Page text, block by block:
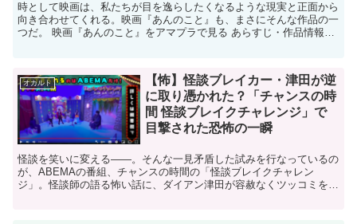
時として映画は、私たちが目を逸らしたくなるような現実と正面から
向き合わせてくれる。映画『あんのこと』も、まさにそんな作品の一
つだ。 映画『あんのこと』をアマプラで見る あらすじ・作品情報
オカルト
【怖】怪談ブレイカー・津田が逆
に取り憑かれた？「チャンスの時
間 怪談ブレイクチャレンジ」で
目撃された恐怖の一瞬
怪談を笑いに変える――。そんな一見矛盾した試みを行なっているの
が、ABEMAの番組、チャンスの時間の「怪談ブレイクチャレン
ジ」。怪談師の語る怖い話に、ダイアン津田が容赦なくツッコミを入